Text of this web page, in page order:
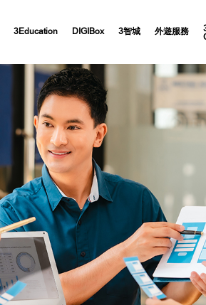
3Education DIGIBox 3智城 外遊服務